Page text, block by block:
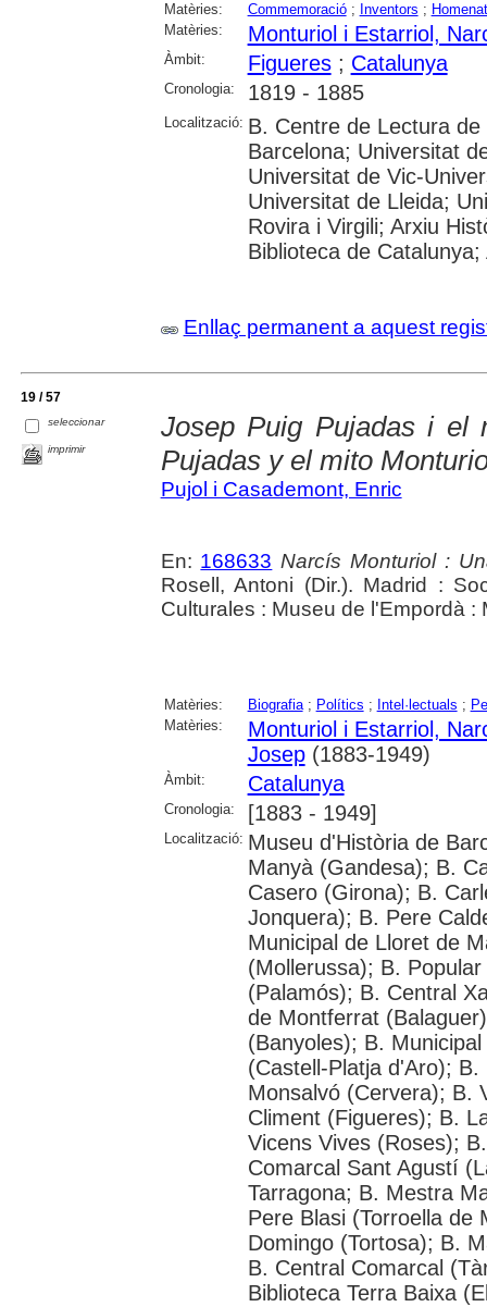
Matèries: Commemoració; Inventors ;
Matèries:
Monturiol i Estarriol,
Àmbit: Figueres; Catalunya
Cronologia: 1819 - 1885
Localització: B. Centre de Lectura
Barcelona; Universitat
Universitat de Vic-
Universitat de Lleida;
Rovira i Virgili; Arxiu
Biblioteca de
Enllaç permanent a aquest
19 / 57
seleccionar
imprimir
Josep Puig Pujadas i el
Pujadas y el mito
Pujol i Casademont, Enric
En: 168633 Narcís Monturiol :
Rosell, Antoni (Dir.). Madrid :
Culturales : Museu de l'Empordà
Matèries: Biografia; Polítics ; Intel·lectuals ;
Matèries:
Monturiol i Estarriol,
Josep(1883-1949)
Àmbit: Catalunya
Cronologia: [1883 - 1949]
Localització: Museu d'Història de
Manyà (Gandesa); B.
Casero (Girona); B.
Jonquera); B. Pere
Municipal de Lloret de
(Mollerussa); B.
(Palamós); B. Central
de Montferrat
(Banyoles); B.
(Castell-Platja d'Aro);
Monsalvó (Cervera); B.
Climent (Figueres); B.
Vicens Vives (Roses);
Comarcal Sant Agustí
Tarragona; B. Mestra
Pere Blasi (Torroella de
Domingo (Tortosa); B.
B. Central Comarcal
Biblioteca Terra Baixa